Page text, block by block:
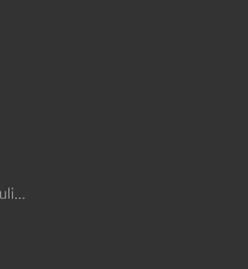
Jeg havde også i overvejelse om der muligvis kunne være…